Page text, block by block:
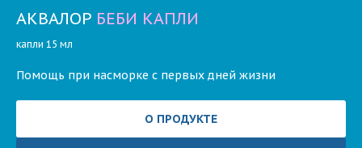
АКВАЛОР БЕБИ КАПЛИ
капли 15 мл
Помощь при насморке с первых дней жизни
О ПРОДУКТЕ